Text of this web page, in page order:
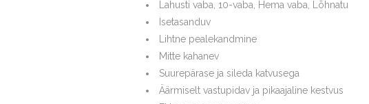
Lahusti vaba, 10-vaba, Hema vaba, Lõhnatu
Isetasanduv
Lihtne pealekandmine
Mitte kahanev
Suurepärase ja sileda katvusega
Äärmiselt vastupidav ja pikaajaline kestvus